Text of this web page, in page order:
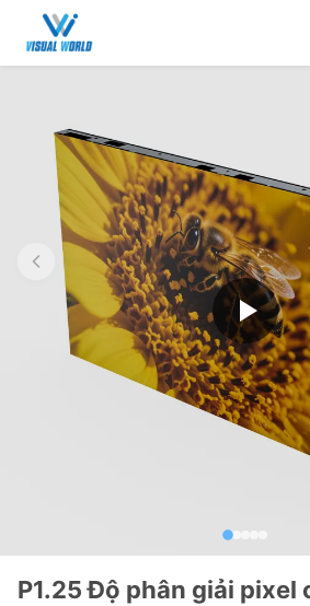
P1.25 Độ phân giải pixel